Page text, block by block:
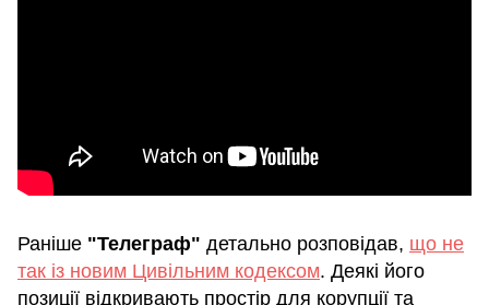
Раніше "Телеграф" детально розповідав, що не
так із новим Цивільним кодексом. Деякі його
позиції відкривають простір для корупції та